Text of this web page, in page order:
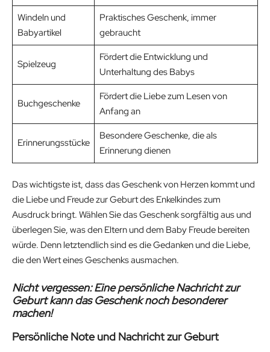
Windeln und
Babyartikel
Praktisches Geschenk, immer
gebraucht
Spielzeug
Fördert die Entwicklung und
Unterhaltung des Babys
Buchgeschenke
Fördert die Liebe zum Lesen von
Anfang an
Erinnerungsstücke
Besondere Geschenke, die als
Erinnerung dienen
Das wichtigste ist, dass das Geschenk von Herzen kommt und
die Liebe und Freude zur Geburt des Enkelkindes zum
Ausdruck bringt. Wählen Sie das Geschenk sorgfältig aus und
überlegen Sie, was den Eltern und dem Baby Freude bereiten
würde. Denn letztendlich sind es die Gedanken und die Liebe,
die den Wert eines Geschenks ausmachen.
Nicht vergessen: Eine persönliche Nachricht zur
Geburt kann das Geschenk noch besonderer
machen!
Persönliche Note und Nachricht zur Geburt